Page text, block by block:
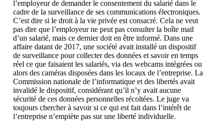
l’employeur de demander le consentement du salarié dans le
cadre de la surveillance de ses communications électroniques.
C’est dire si le droit à la vie privée est consacré. Cela ne veut
pas dire que l’employeur ne peut pas consulter la boîte mail
d’un salarié, mais ce dernier doit en être informé. Dans une
affaire datant de 2017, une société avait installé un dispositif
de surveillance pour collecter des données et savoir en temps
réel ce que faisaient les salariés, via des webcams intégrées ou
alors des caméras disposées dans les locaux de l’entreprise. La
Commission nationale de l’informatique et des libertés avait
invalidé le dispositif, considérant qu’il n’y avait aucune
sécurité de ces données personnelles récoltées. Le juge va
toujours chercher à savoir si ce qui est fait dans l’intérêt de
l’entreprise n’empiète pas sur une liberté individuelle.